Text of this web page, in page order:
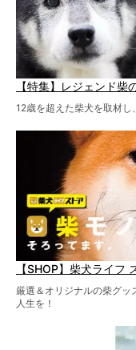
【特集】レジェンド柴
12歳を超えた柴犬を取材し
【SHOP】柴犬ライフ
厳選＆オリジナルの柴グッ
人生を！